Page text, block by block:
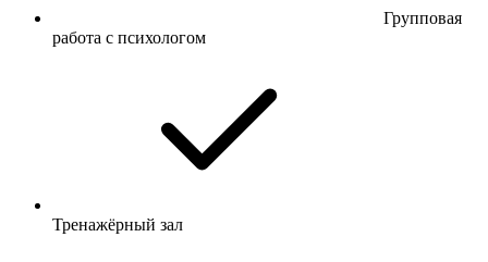
Групповая
работа с психологом
Тренажёрный зал